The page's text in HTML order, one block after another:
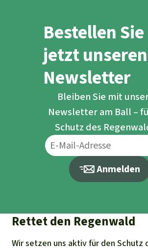
Bestellen Sie
jetzt unseren
Newsletter
Bleiben Sie mit
Newsletter am Ball –
Schutz des
Anmelden
Rettet den Regenwald
Wir setzen uns aktiv für den Schutz